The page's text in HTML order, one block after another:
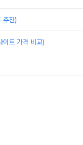
추천)
이트 가격 비교)